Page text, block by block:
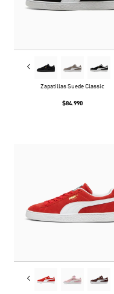
Zapatillas Suede Classic
$84.990